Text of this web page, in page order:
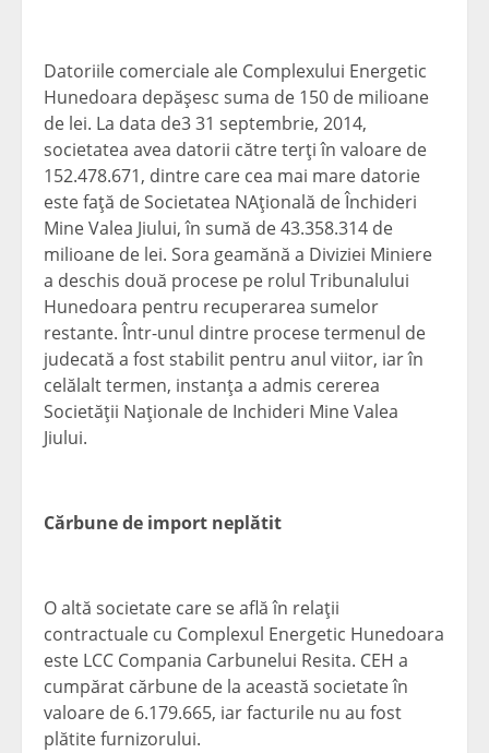
Datoriile comerciale ale Complexului Energetic
Hunedoara depăşesc suma de 150 de milioane
de lei. La data de3 31 septembrie, 2014,
societatea avea datorii către terţi în valoare de
152.478.671, dintre care cea mai mare datorie
este faţă de Societatea NAţională de Închideri
Mine Valea Jiului, în sumă de 43.358.314 de
milioane de lei. Sora geamănă a Diviziei Miniere
a deschis două procese pe rolul Tribunalului
Hunedoara pentru recuperarea sumelor
restante. Într-unul dintre procese termenul de
judecată a fost stabilit pentru anul viitor, iar în
celălalt termen, instanţa a admis cererea
Societăţii Naţionale de Inchideri Mine Valea
Jiului.
Cărbune de import neplătit
O altă societate care se află în relaţii
contractuale cu Complexul Energetic Hunedoara
este LCC Compania Carbunelui Resita. CEH a
cumpărat cărbune de la această societate în
valoare de 6.179.665, iar facturile nu au fost
plătite furnizorului.